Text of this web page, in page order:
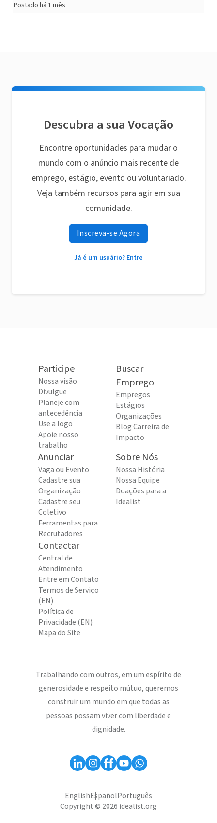
Postado há 1 mês
Descubra a sua Vocação
Encontre oportunidades para mudar o
mundo com o anúncio mais recente de
emprego, estágio, evento ou voluntariado.
Veja também recursos para agir em sua
comunidade.
Inscreva-se Agora
Já é um usuário? Entre
Participe
Nossa visão
Divulgue
Planeje com
antecedência
Use a logo
Apoie nosso
trabalho
Buscar
Emprego
Empregos
Estágios
Organizações
Blog Carreira de
Impacto
Anunciar
Vaga ou Evento
Cadastre sua
Organização
Cadastre seu
Coletivo
Ferramentas para
Recrutadores
Sobre Nós
Nossa História
Nossa Equipe
Doações para a
Idealist
Contactar
Central de
Atendimento
Entre em Contato
Termos de Serviço
(EN)
Política de
Privacidade (EN)
Mapa do Site
Trabalhando com outros, em um espírito de
generosidade e respeito mútuo, queremos
construir um mundo em que todas as
pessoas possam viver com liberdade e
dignidade.
EnglishEspañolPortuguês
Copyright © 2026 idealist.org